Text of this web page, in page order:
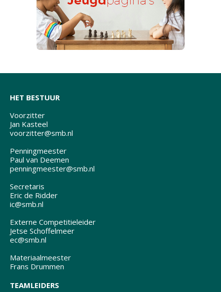
HET BESTUUR
Voorzitter
Jan Kasteel
voorzitter@smb.nl
Penningmeester
Paul van Deemen
penningmeester@smb.nl
Secretaris
Eric de Ridder
ic@smb.nl
Externe Competitieleider
Jetse Schoffelmeer
ec@smb.nl
Materiaalmeester
Frans Drummen
TEAMLEIDERS